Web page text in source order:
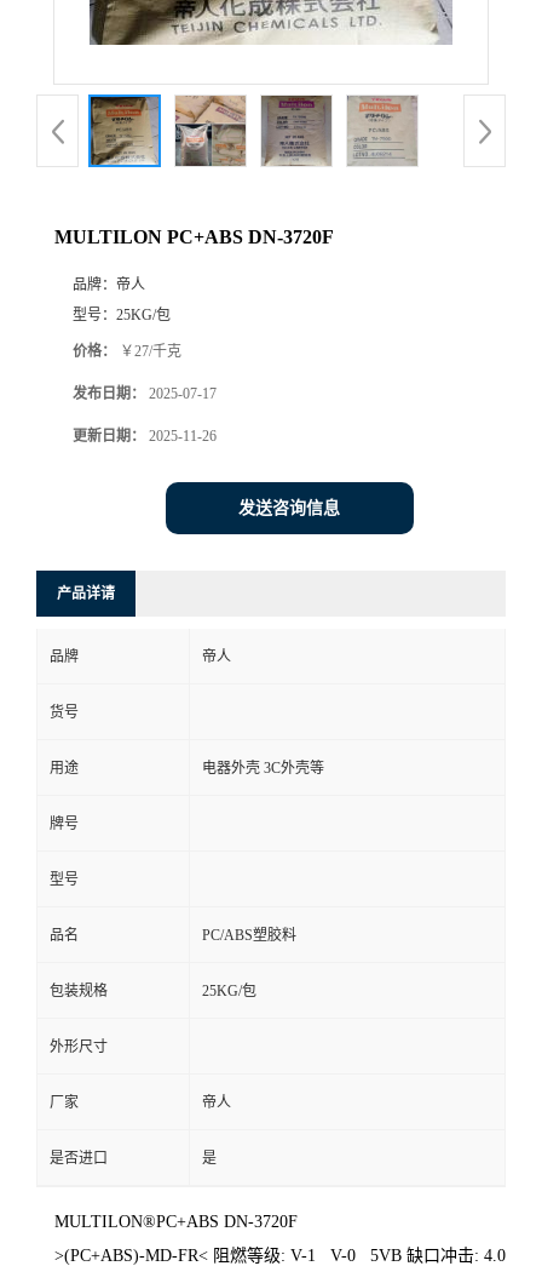
MULTILON PC+ABS DN-3720F
品牌： 帝人
型号： 25KG/包
价格： ￥27/千克
发布日期： 2025-07-17
更新日期： 2025-11-26
发送咨询信息
产品详请
品牌 帝人
货号
用途 电器外壳 3C外壳等
牌号
型号
品名 PC/ABS塑胶料
包装规格 25KG/包
外形尺寸
厂家 帝人
是否进口 是
MULTILON®PC+ABS DN-3720F
>(PC+ABS)-MD-FR< 阻燃等级: V-1 V-0 5VB 缺口冲击: 4.0